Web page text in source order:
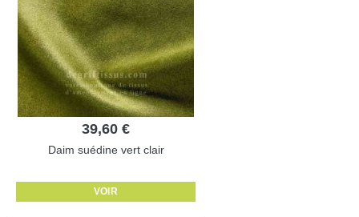
39,60 €
Daim suédine vert clair
VOIR